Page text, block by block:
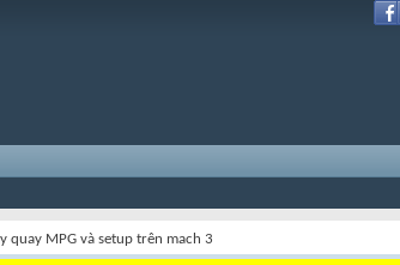
quay MPG và setup trên mach 3